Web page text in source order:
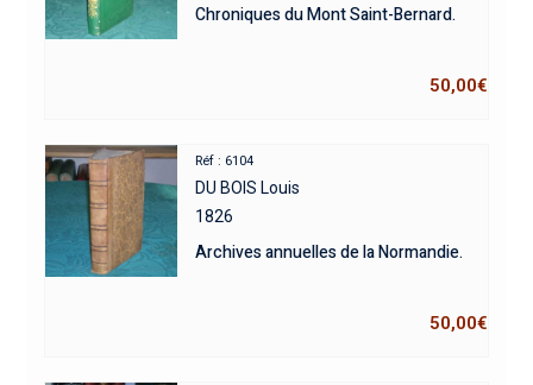
Chroniques du Mont Saint-Bernard.
50,00€
Réf : 6104
DU BOIS Louis
1826
Archives annuelles de la Normandie.
50,00€